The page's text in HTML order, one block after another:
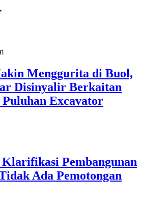
Menggurita di Buol,
Disinyalir Berkaitan
Puluhan Excavator
Klarifikasi Pembangunan
Ada Pemotongan